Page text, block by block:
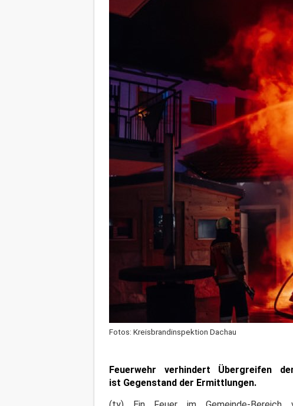
Fotos: Kreisbrandinspektion Dachau
Feuerwehr verhindert Übergreifen
ist Gegenstand der Ermittlungen.